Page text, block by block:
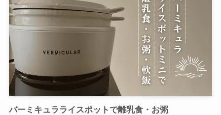
バーミキュラライスポットで離乳食・お粥